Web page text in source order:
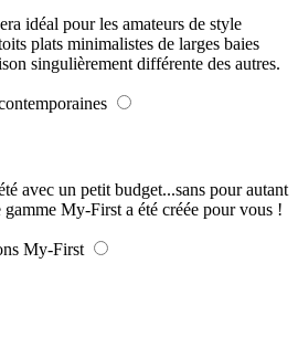
idéal pour les amateurs de style
plats minimalistes de larges baies
singulièrement différente des autres.
avec un petit budget...sans pour autant
My-First a été créée pour vous !
My-First